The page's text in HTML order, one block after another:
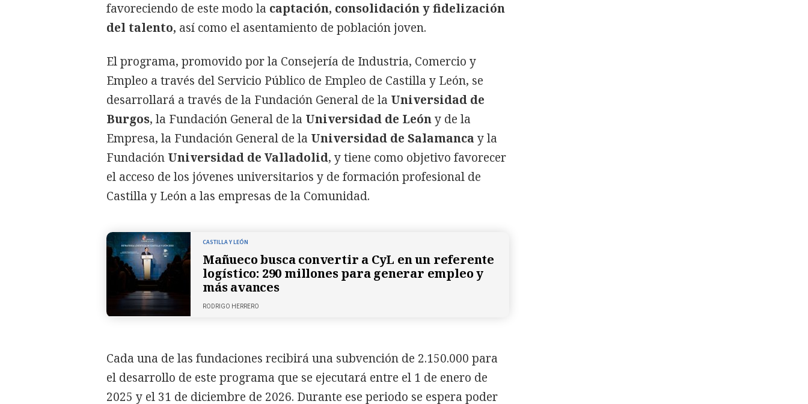
favoreciendo de este modo la captación, consolidación y fidelización
del talento, así como el asentamiento de población joven.
El programa, promovido por la Consejería de Industria, Comercio y
Empleo a través del Servicio Público de Empleo de Castilla y León, se
desarrollará a través de la Fundación General de la Universidad de
Burgos, la Fundación General de la Universidad de Leóny de la
Empresa, la Fundación General de la Universidad de Salamanca y la
Fundación Universidad de Valladolid, y tiene como objetivo favorecer
el acceso de los jóvenes universitarios y de formación profesional de
Castilla y León a las empresas de la Comunidad.
CASTILLA Y LEÓN
Mañueco busca convertir a CyL en un referente
logístico: 290 millones para generar empleo y
más avances
RODRIGO HERRERO
Cada una de las fundaciones recibirá una subvención de 2.150.000 para
el desarrollo de este programa que se ejecutará entre el 1 de enero de
2025 y el 31 de diciembre de 2026. Durante ese periodo se espera poder